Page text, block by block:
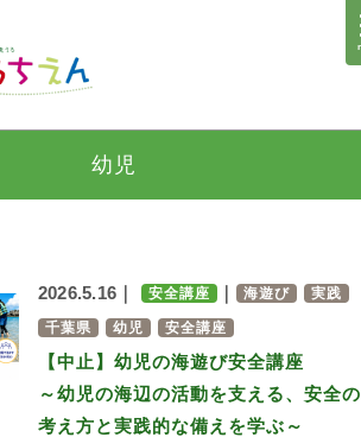
幼児
2026.5.16｜ 安全講座 海遊び 実践
千葉県 幼児 安全講座
【中止】幼児の海遊び安全講座
～幼児の海辺の活動を支える、安全の
考え方と実践的な備えを学ぶ～